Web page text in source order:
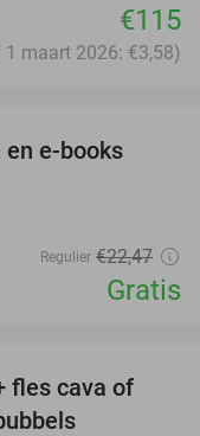
€115
maart 2026: €3,58)
e-books
Regulier €22,47
Gratis
37%
fles cava of